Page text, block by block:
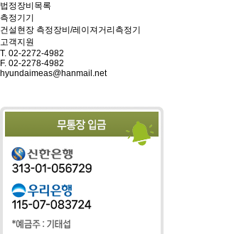
법정장비목록
측정기기
건설현장 측정장비/레이져거리측정기
고객지원
T. 02-2272-4982
F. 02-2278-4982
hyundaimeas@hanmail.net